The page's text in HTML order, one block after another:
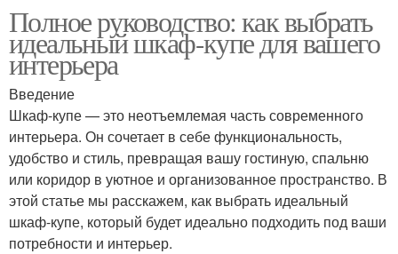
Полное руководство: как выбрать
идеальный шкаф-купе для вашего
интерьера
Введение
Шкаф-купе — это неотъемлемая часть современного
интерьера. Он сочетает в себе функциональность,
удобство и стиль, превращая вашу гостиную, спальню
или коридор в уютное и организованное пространство. В
этой статье мы расскажем, как выбрать идеальный
шкаф-купе, который будет идеально подходить под ваши
потребности и интерьер.